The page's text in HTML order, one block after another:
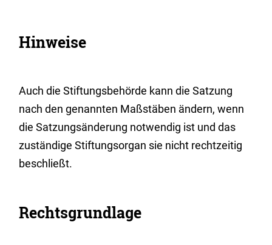
Hinweise
Auch die Stiftungsbehörde kann die Satzung
nach den genannten Maßstäben ändern, wenn
die Satzungsänderung notwendig ist und das
zuständige Stiftungsorgan sie nicht rechtzeitig
beschließt.
Rechtsgrundlage